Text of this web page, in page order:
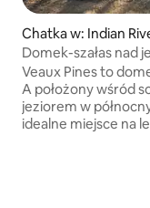
Chatka w: Indian
Domek-szałas nad
palenisko i jacuzzi
Veaux Pines to
A położony wśród
jeziorem w
idealne miejsce na